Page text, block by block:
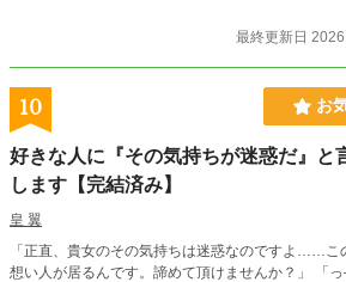
最終更新日
10 お
好きな人に『その気持ちが迷惑だ』と
します【完結済み】
皇 翼
「正直、貴女のその気持ちは迷惑なのですよ……こ
想い人が居るんです。諦めて頂けませんか？」